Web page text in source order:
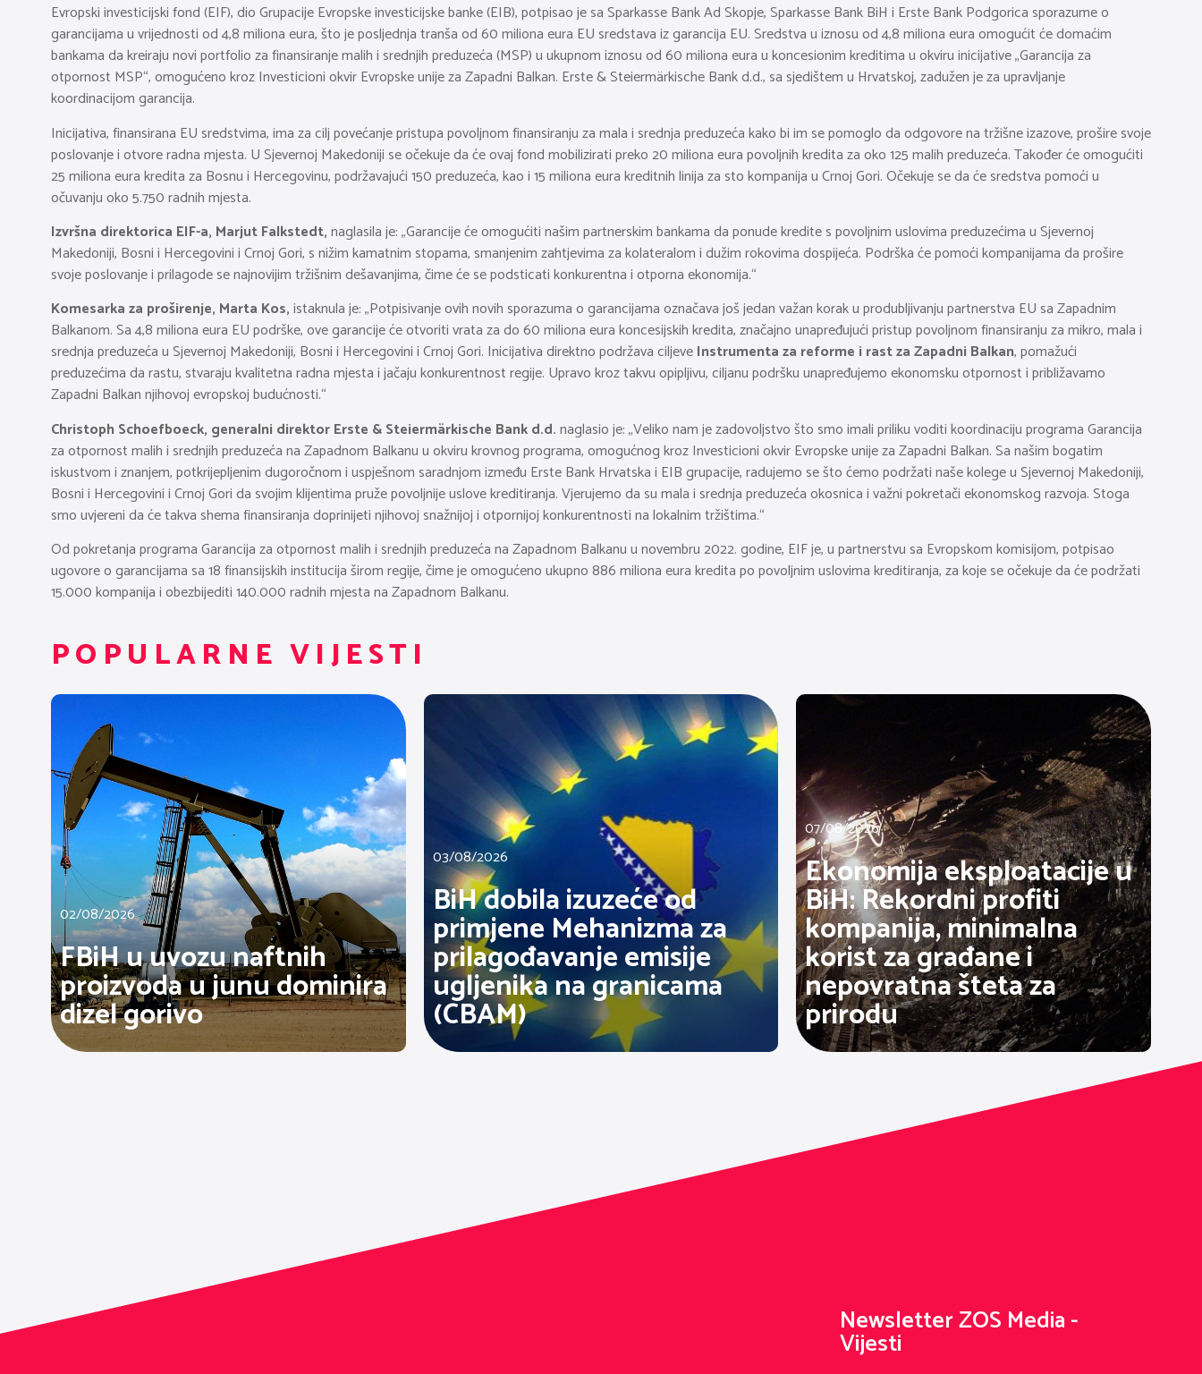
Evropski investicijski fond (EIF), dio Grupacije Evropske investicijske banke (EIB), potpisao je sa Sparkasse Bank Ad Skopje, Sparkasse Bank BiH i Erste Bank Podgorica sporazume o
garancijama u vrijednosti od 4,8 miliona eura, što je posljednja tranša od 60 miliona eura EU sredstava iz garancija EU. Sredstva u iznosu od 4,8 miliona eura omogućit će domaćim
bankama da kreiraju novi portfolio za finansiranje malih i srednjih preduzeća (MSP) u ukupnom iznosu od 60 miliona eura u koncesionim kreditima u okviru inicijative „Garancija za
otpornost MSP“, omogućeno kroz Investicioni okvir Evropske unije za Zapadni Balkan. Erste & Steiermärkische Bank d.d., sa sjedištem u Hrvatskoj, zadužen je za upravljanje
koordinacijom garancija.
Inicijativa, finansirana EU sredstvima, ima za cilj povećanje pristupa povoljnom finansiranju za mala i srednja preduzeća kako bi im se pomoglo da odgovore na tržišne izazove, prošire svoje
poslovanje i otvore radna mjesta. U Sjevernoj Makedoniji se očekuje da će ovaj fond mobilizirati preko 20 miliona eura povoljnih kredita za oko 125 malih preduzeća. Također će omogućiti
25 miliona eura kredita za Bosnu i Hercegovinu, podržavajući 150 preduzeća, kao i 15 miliona eura kreditnih linija za sto kompanija u Crnoj Gori. Očekuje se da će sredstva pomoći u
očuvanju oko 5.750 radnih mjesta.
Izvršna direktorica EIF-a, Marjut Falkstedt,naglasila je: „Garancije će omogućiti našim partnerskim bankama da ponude kredite s povoljnim uslovima preduzećima u Sjevernoj
Makedoniji, Bosni i Hercegovini i Crnoj Gori, s nižim kamatnim stopama, smanjenim zahtjevima za kolateralom i dužim rokovima dospijeća. Podrška će pomoći kompanijama da prošire
svoje poslovanje i prilagode se najnovijim tržišnim dešavanjima, čime će se podsticati konkurentna i otporna ekonomija.“
Komesarka za proširenje, Marta Kos,istaknula je: „Potpisivanje ovih novih sporazuma o garancijama označava još jedan važan korak u produbljivanju partnerstva EU sa Zapadnim
Balkanom. Sa 4,8 miliona eura EU podrške, ove garancije će otvoriti vrata za do 60 miliona eura koncesijskih kredita, značajno unapređujući pristup povoljnom finansiranju za mikro, mala i
srednja preduzeća u Sjevernoj Makedoniji, Bosni i Hercegovini i Crnoj Gori. Inicijativa direktno podržava ciljeveInstrumenta za reforme i rast za Zapadni Balkan, pomažući
preduzećima da rastu, stvaraju kvalitetna radna mjesta i jačaju konkurentnost regije. Upravo kroz takvu opipljivu, ciljanu podršku unapređujemo ekonomsku otpornost i približavamo
Zapadni Balkan njihovoj evropskoj budućnosti.“
Christoph Schoefboeck, generalni direktor Erste & Steiermärkische Bank d.d.naglasio je: „Veliko nam je zadovoljstvo što smo imali priliku voditi koordinaciju programa Garancija
za otpornost malih i srednjih preduzeća na Zapadnom Balkanu u okviru krovnog programa, omogućnog kroz Investicioni okvir Evropske unije za Zapadni Balkan. Sa našim bogatim
iskustvom i znanjem, potkrijepljenim dugoročnom i uspješnom saradnjom između Erste Bank Hrvatska i EIB grupacije, radujemo se što ćemo podržati naše kolege u Sjevernoj Makedoniji,
Bosni i Hercegovini i Crnoj Gori da svojim klijentima pruže povoljnije uslove kreditiranja. Vjerujemo da su mala i srednja preduzeća okosnica i važni pokretači ekonomskog razvoja. Stoga
smo uvjereni da će takva shema finansiranja doprinijeti njihovoj snažnijoj i otpornijoj konkurentnosti na lokalnim tržištima.“
Od pokretanja programa Garancija za otpornost malih i srednjih preduzeća na Zapadnom Balkanu u novembru 2022. godine, EIF je, u partnerstvu sa Evropskom komisijom, potpisao
ugovore o garancijama sa 18 finansijskih institucija širom regije, čime je omogućeno ukupno 886 miliona eura kredita po povoljnim uslovima kreditiranja, za koje se očekuje da će podržati
15.000 kompanija i obezbijediti 140.000 radnih mjesta na Zapadnom Balkanu.
POPULARNE VIJESTI
02/08/2026
FBiH u uvozu naftnih
proizvoda u junu dominira
dizel gorivo
03/08/2026
BiH dobila izuzeće od
primjene Mehanizma za
prilagođavanje emisije
ugljenika na granicama
(CBAM)
07/08/2026
Ekonomija eksploatacije u
BiH: Rekordni profiti
kompanija, minimalna
korist za građane i
nepovratna šteta za
prirodu
Newsletter ZOS Media -
Vijesti